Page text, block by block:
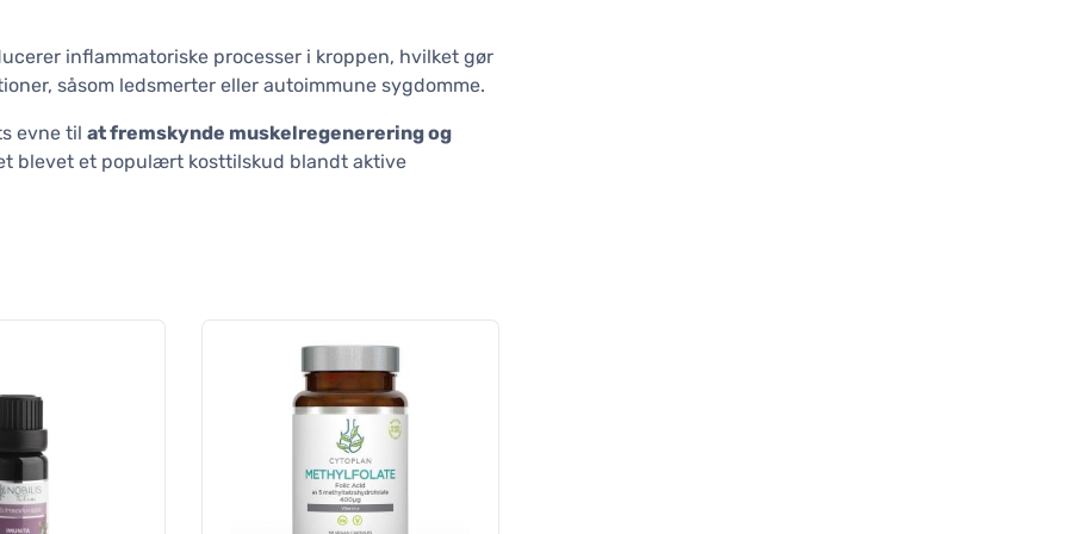
inflammatoriske processer i kroppen, hvilket gør
såsom ledsmerter eller autoimmune sygdomme.
evne til at fremskynde muskelregenerering og
blevet et populært kosttilskud blandt aktive